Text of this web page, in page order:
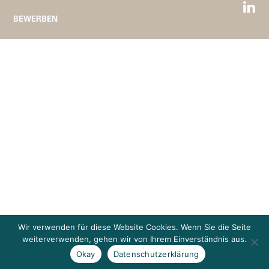
BEWERBEN
Wir verwenden für diese Website Cookies. Wenn Sie die Seite
weiterverwenden, gehen wir von Ihrem Einverständnis aus.
Okay
Datenschutzerklärung